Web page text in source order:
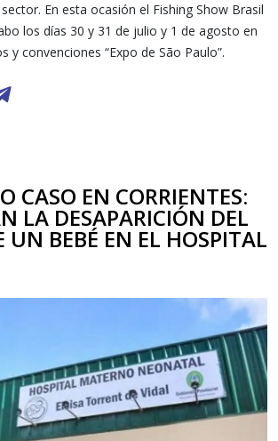
En esta ocasión el Fishing Show Brasil
los días 30 y 31 de julio y 1 de agosto en
y convenciones “Expo de São Paulo”.
CASO EN CORRIENTES:
LA DESAPARICIÓN DEL
UN BEBÉ EN EL HOSPITAL